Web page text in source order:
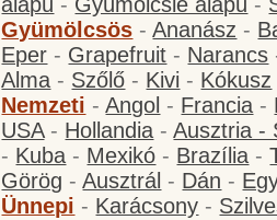
Gyümölcsös -Ananász -
Eper - Grapefruit - Narancs
Alma - Szőlő - Kivi - Kókusz
Nemzeti -Angol - Francia -
USA- Hollandia -Ausztria -
- Kuba - Mexikó - Brazília -
Görög -Ausztrál - Dán -
Ünnepi - Karácsony -